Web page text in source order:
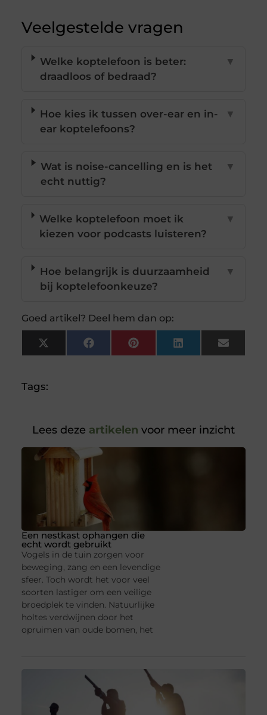
Veelgestelde vragen
Welke koptelefoon is beter:
draadloos of bedraad?
▼
Hoe kies ik tussen over-ear en in-
ear koptelefoons?
▼
Wat is noise-cancelling en is het
echt nuttig?
▼
Welke koptelefoon moet ik
kiezen voor podcasts luisteren?
▼
Hoe belangrijk is duurzaamheid
bij koptelefoonkeuze?
▼
Goed artikel? Deel hem dan op:
X
(Twitter)
FacebookPinterestLinkedInEmail
Tags:
Lees deze artikelen voor meer inzicht
Een nestkast ophangen die
echt wordt gebruikt
Vogels in de tuin zorgen voor
beweging, zang en een levendige
sfeer. Toch wordt het voor veel
soorten lastiger om een veilige
broedplek te vinden. Natuurlijke
holtes verdwijnen door het
opruimen van oude bomen, het